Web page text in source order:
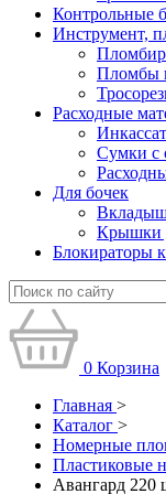
Контрольные
Инструмент,
Пломбы
Расходные
Сумки с
Для бочек
Крышки
Блокираторы
0 Корзина
Главная >
Каталог >
Номерные
Пластиковые
Авангард 220